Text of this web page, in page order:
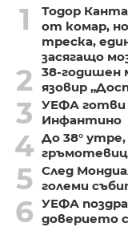
1
Тодор
от комар,
треска,
засягащо
2
38-годишен
язовир
3
УЕФА готви
Инфантино
4 До 38°
5 След
големи
6 УЕФА
доверието